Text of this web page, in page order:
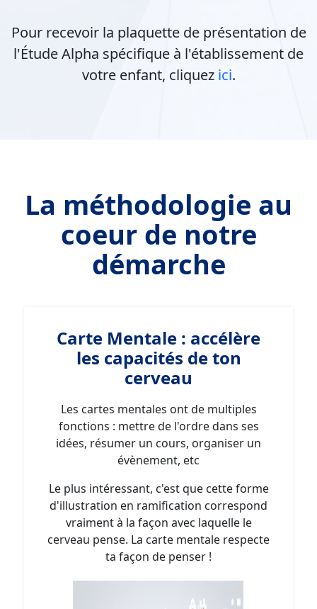
Pour recevoir la plaquette de présentation de
l'Étude Alpha spécifique à l'établissement de
votre enfant, cliquez ici.
La méthodologie au
coeur de notre
démarche
Carte Mentale : accélère
les capacités de ton
cerveau
Les cartes mentales ont de multiples
fonctions : mettre de l'ordre dans ses
idées, résumer un cours, organiser un
évènement, etc
Le plus intéressant, c'est que cette forme
d'illustration en ramification correspond
vraiment à la façon avec laquelle le
cerveau pense. La carte mentale respecte
ta façon de penser !